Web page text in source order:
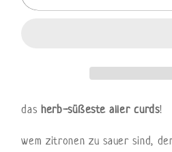
curd
curd
dasherb-süßeste aller curds!
wem zitronen zu sauer sind,